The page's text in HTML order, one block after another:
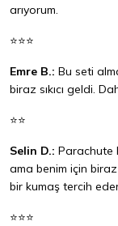
arıyorum.
⭐⭐⭐
Emre B.: Bu seti
biraz sıkıcı geldi.
⭐⭐
Selin D.: Parachute
ama benim için
bir kumaş tercih
⭐⭐⭐